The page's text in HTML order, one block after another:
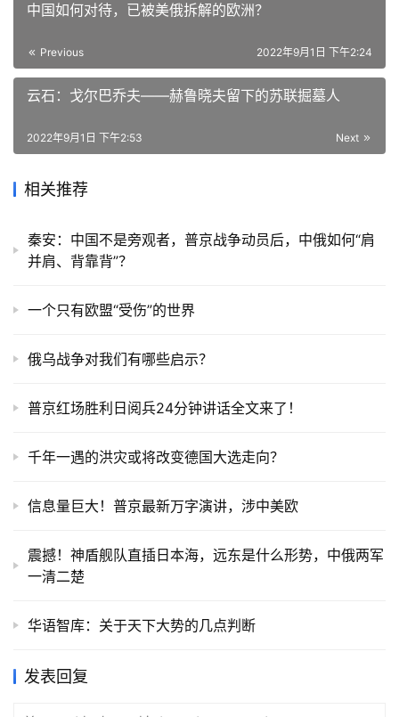
中国如何对待，已被美俄拆解的欧洲？
Previous 2022年9月1日 下午2:24
云石：戈尔巴乔夫——赫鲁晓夫留下的苏联掘墓人
Next
2022年9月1日 下午2:53
相关推荐
秦安：中国不是旁观者，普京战争动员后，中俄如何“肩
并肩、背靠背”？
一个只有欧盟“受伤”的世界
俄乌战争对我们有哪些启示？
普京红场胜利日阅兵24分钟讲话全文来了！
千年一遇的洪灾或将改变德国大选走向？
信息量巨大！普京最新万字演讲，涉中美欧
震撼！神盾舰队直插日本海，远东是什么形势，中俄两军
一清二楚
华语智库：关于天下大势的几点判断
发表回复